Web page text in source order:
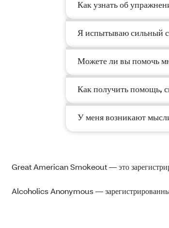
Как узнать об
Я испытываю сильный
Можете ли вы помочь
Как получить помощь,
У меня возникают
Great American Smokeout — это
Alcoholics Anonymous —